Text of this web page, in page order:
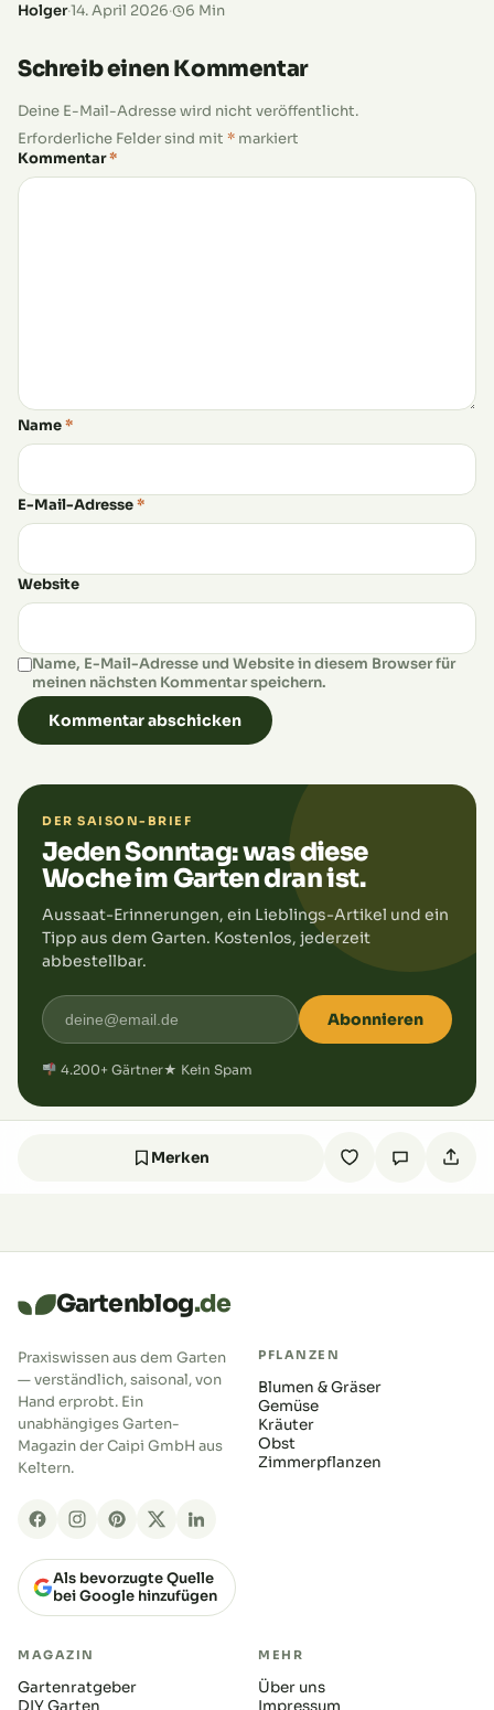
bedeutet aber nicht, dass sie bei…
Holger·14. April 2026· 6 Min
Schreib einen Kommentar
Deine E-Mail-Adresse wird nicht veröffentlicht.
Erforderliche Felder sind mit * markiert
Kommentar*
Name*
E-Mail-Adresse*
Website
Name, E-Mail-Adresse und Website in diesem Browser für
meinen nächsten Kommentar speichern.
DER SAISON-BRIEF
Jeden Sonntag: was diese
Woche im Garten dran ist.
Aussaat-Erinnerungen, ein Lieblings-Artikel und ein
Tipp aus dem Garten. Kostenlos, jederzeit
abbestellbar.
Abonnieren
4.200+ Gärtner★ Kein Spam
Merken
Gartenblog.de
Praxiswissen aus dem Garten
— verständlich, saisonal, von
Hand erprobt. Ein
unabhängiges Garten-
Magazin der Caipi GmbH aus
Keltern.
Als bevorzugte Quelle
bei Google hinzufügen
PFLANZEN
Blumen & Gräser
Gemüse
Kräuter
Obst
Zimmerpflanzen
MAGAZIN
Gartenratgeber
DIY Garten
MEHR
Über uns
Impressum